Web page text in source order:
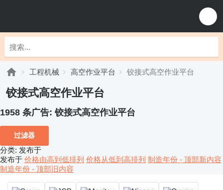
工程机械 高空作业平台 铰接式高空作业平台
铰接式高空作业平台
1958 条广告:铰接式高空作业平台
过滤器
分类: 发布于
发布于 价格由高到低排列 价格从低到高排列 制造年份 - 顶部新内容
制造年份 - 顶部旧内容